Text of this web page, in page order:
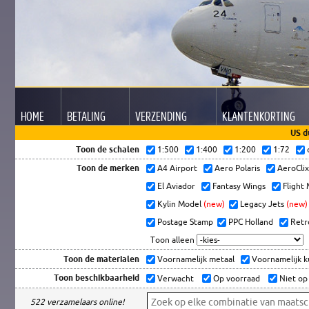
HOME BETALING VERZENDING KLANTENKORTING
US
Toon de schalen
1:500 1:400 1:200 1:72
Toon de merken A4 Airport Aero Polaris
El Aviador
Fantasy Wings
Flight
Kylin Model (new) Legacy Jets (new)
Postage Stamp
PPC Holland
Toon alleen
Toon de materialen Voornamelijk metaal Voornamelijk
Toon beschikbaarheid Verwacht Op voorraad Niet
522 verzamelaars online!